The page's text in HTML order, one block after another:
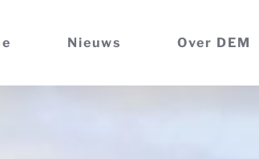
Nieuws Over DEM